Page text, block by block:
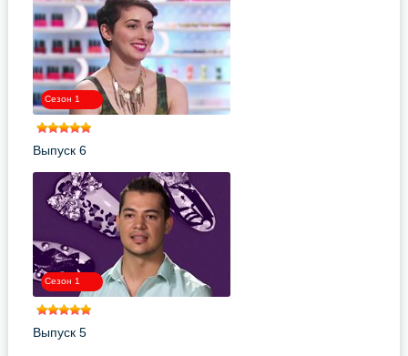
Сезон 1
Выпуск 6
Сезон 1
Выпуск 5